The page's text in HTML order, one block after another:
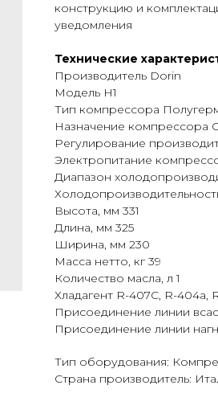
конструкцию и
уведомления
Технические
Производитель Dorin
Модель H1
Тип компрессора
Назначение компрессора
Регулирование
Электропитание
Диапазон
Высота, мм 331
Длина, мм 325
Ширина, мм 230
Масса нетто, кг 39
Количество масла, л 1
Хладагент R-407С, R-404а,
Присоединение линии
Присоединение линии
Тип оборудования:
Страна производитель: